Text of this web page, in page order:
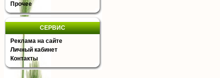
Прочее
СЕРВИС
Реклама на сайте
Личный кабинет
Контакты